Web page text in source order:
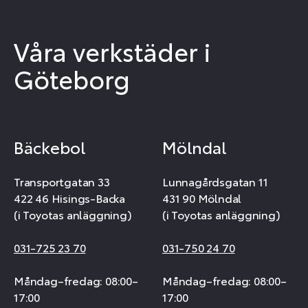
Våra verkstäder i
Göteborg
Bäckebol
Transportgatan 33
422 46 Hisings-Backa
(i Toyotas anläggning)
031-725 23 70
Måndag–fredag: 08:00–
17:00
Mölndal
Lunnagårdsgatan 11
431 90 Mölndal
(i Toyotas anläggning)
031-750 24 70
Måndag–fredag: 08:00–
17:00